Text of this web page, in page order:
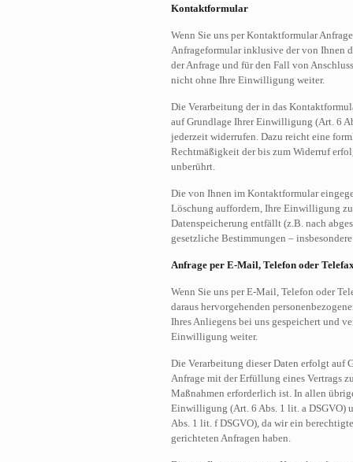
Kontaktformular
Wenn Sie uns per Kontaktformular
Anfrageformular inklusive der von Ihnen
der Anfrage und für den Fall von
nicht ohne Ihre Einwilligung weiter.
Die Verarbeitung der in das
auf Grundlage Ihrer Einwilligung (Art. 6
jederzeit widerrufen. Dazu reicht eine
Rechtmäßigkeit der bis zum Widerruf
unberührt.
Die von Ihnen im Kontaktformular
Löschung auffordern, Ihre Einwilligung
Datenspeicherung entfällt (z.B. nach
gesetzliche Bestimmungen –
Anfrage per E-Mail, Telefon oder
Wenn Sie uns per E-Mail, Telefon oder
daraus hervorgehenden
Ihres Anliegens bei uns gespeichert und
Einwilligung weiter.
Die Verarbeitung dieser Daten erfolgt auf
Anfrage mit der Erfüllung eines Vertrags
Maßnahmen erforderlich ist. In allen
Einwilligung (Art. 6 Abs. 1 lit. a DSGVO)
Abs. 1 lit. f DSGVO), da wir ein
gerichteten Anfragen haben.